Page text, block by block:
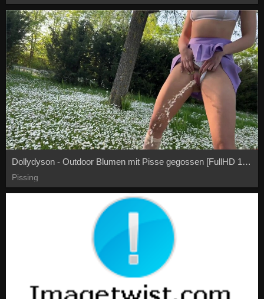
Dollydyson - Outdoor Blumen mit Pisse gegossen [FullHD 1080P]
Pissing